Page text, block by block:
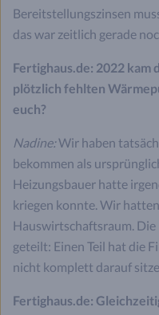
Bereitstellungszinsen
das war zeitlich gerade
Fertighaus.de: 2022 kam
plötzlich fehlten
euch?
Nadine:Wir haben
bekommen als
Heizungsbauer hatte
kriegen konnte. Wir
Hauswirtschaftsraum.
geteilt: Einen Teil hat die
nicht komplett darauf
Fertighaus.de: